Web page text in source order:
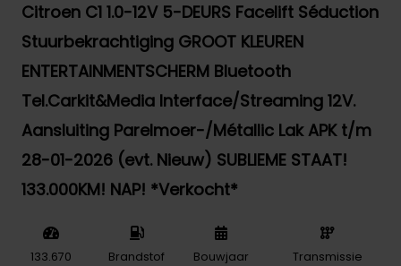
Citroen C1 1.0-12V 5-DEURS Facelift Séduction
Stuurbekrachtiging GROOT KLEUREN
ENTERTAINMENTSCHERM Bluetooth
Tel.Carkit&Media Interface/Streaming 12V.
Aansluiting Parelmoer-/Métallic Lak APK t/m
28-01-2026 (evt. Nieuw) SUBLIEME STAAT!
133.000KM! NAP! *Verkocht*
133.670
Brandstof
Bouwjaar
Transmissie